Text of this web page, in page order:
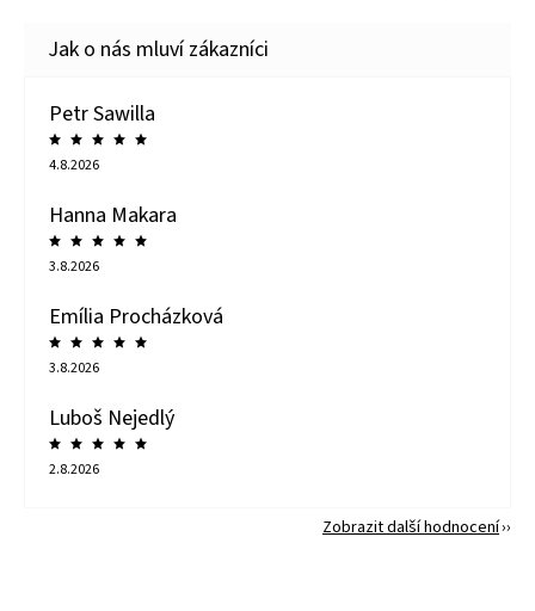
Petr Sawilla
4.8.2026
Hanna Makara
3.8.2026
Emília Procházková
3.8.2026
Luboš Nejedlý
2.8.2026
Zobrazit další hodnocení